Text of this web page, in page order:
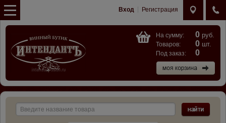
Вход Регистрация
На сумму: 0 руб.
Товаров: 0 шт.
Под заказ: 0